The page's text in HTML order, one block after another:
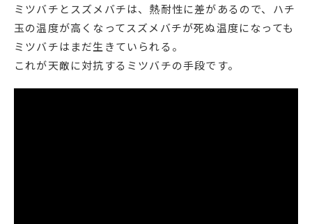
ミツバチとスズメバチは、熱耐性に差があるので、ハチ
玉の温度が高くなってスズメバチが死ぬ温度になっても
ミツバチはまだ生きていられる。
これが天敵に対抗するミツバチの手段です。